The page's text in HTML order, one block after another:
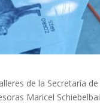
de la Secretaría
Maricel